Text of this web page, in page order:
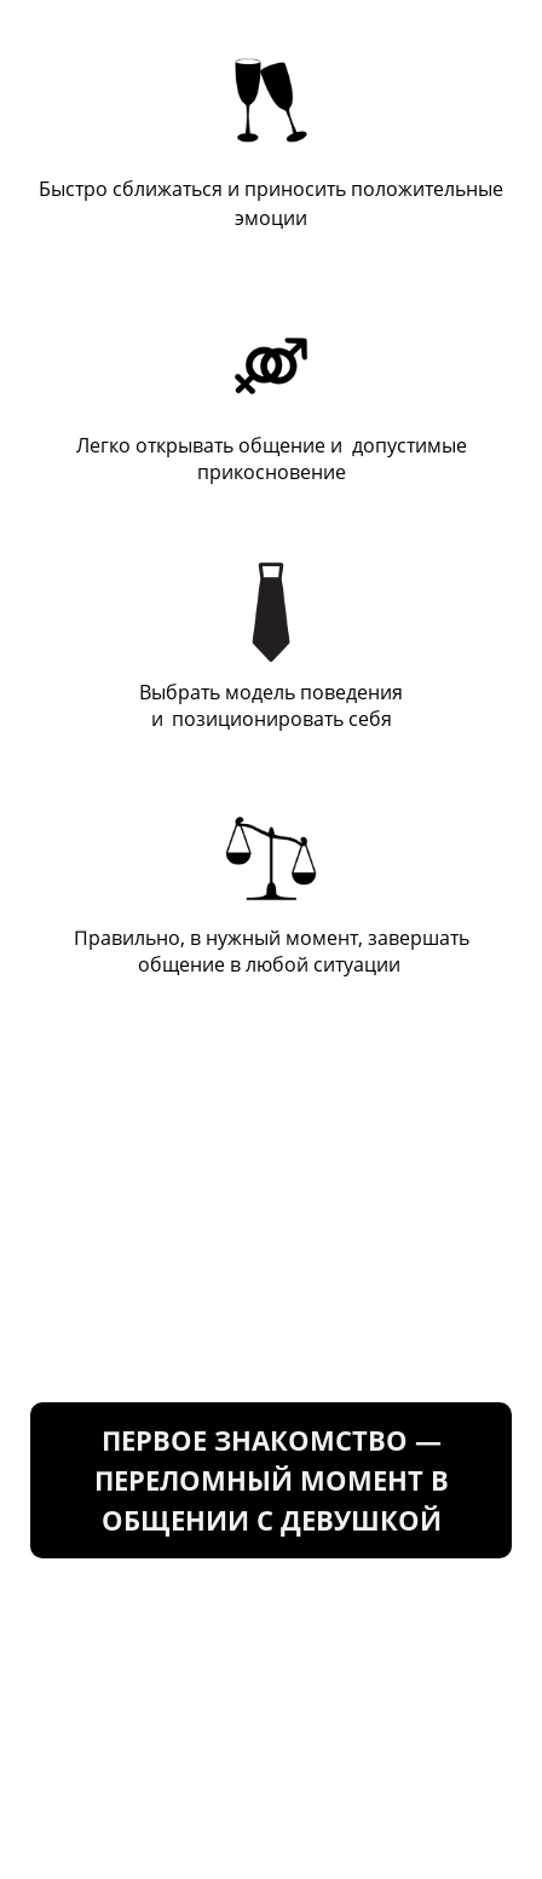
Быстро сближаться и приносить положительные
эмоции
Легко открывать общение и допустимые
прикосновение
Выбрать модель поведения
и позиционировать себя
Правильно, в нужный момент, завершать
общение в любой ситуации
ПЕРВОЕ ЗНАКОМСТВО —
ПЕРЕЛОМНЫЙ МОМЕНТ В
ОБЩЕНИИ С ДЕВУШКОЙ